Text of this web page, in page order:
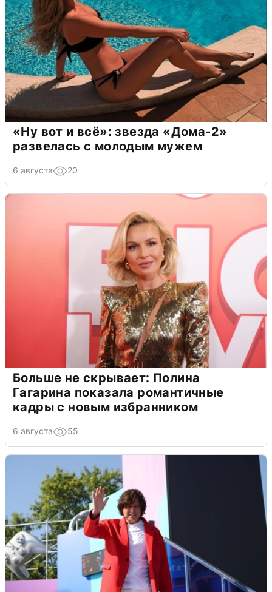
«Ну вот и всё»: звезда «Дома-2»
развелась с молодым мужем
6 августа 20
Больше не скрывает: Полина
Гагарина показала романтичные
кадры с новым избранником
6 августа 55